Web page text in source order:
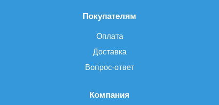
Компания
Покупателям
Оплата
Доставка
Вопрос-ответ